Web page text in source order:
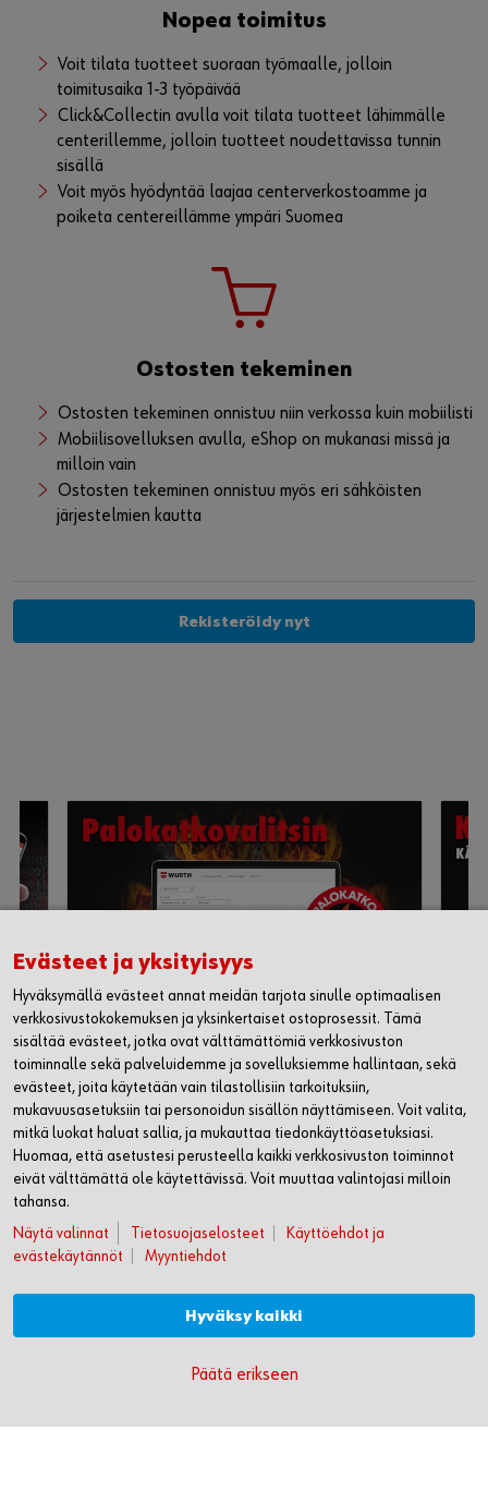
Nopea toimitus
Voit tilata tuotteet suoraan työmaalle, jolloin
toimitusaika 1-3 työpäivää
Click&Collectin avulla voit tilata tuotteet lähimmälle
centerillemme, jolloin tuotteet noudettavissa tunnin
sisällä
Voit myös hyödyntää laajaa centerverkostoamme ja
poiketa centereillämme ympäri Suomea
Ostosten tekeminen
Ostosten tekeminen onnistuu niin verkossa kuin mobiilisti
Mobiilisovelluksen avulla, eShop on mukanasi missä ja
milloin vain
Ostosten tekeminen onnistuu myös eri sähköisten
järjestelmien kautta
Rekisteröidy nyt
Palokatkovalitsin
Valitsin antaa käyttäjälle mahdollisien
tuotteiden ETA-hyväksytyt ratkaisut
tilanteisiin.
WÜRTH OY
MYYNTI JA ASIAKASPALVELU
Evästeet ja yksityisyys
Hyväksymällä evästeet annat meidän tarjota sinulle optimaalisen
verkkosivustokokemuksen ja yksinkertaiset ostoprosessit. Tämä
sisältää evästeet, jotka ovat välttämättömiä verkkosivuston
toiminnalle sekä palveluidemme ja sovelluksiemme hallintaan, sekä
evästeet, joita käytetään vain tilastollisiin tarkoituksiin,
mukavuusasetuksiin tai personoidun sisällön näyttämiseen. Voit valita,
mitkä luokat haluat sallia, ja mukauttaa tiedonkäyttöasetuksiasi.
Huomaa, että asetustesi perusteella kaikki verkkosivuston toiminnot
eivät välttämättä ole käytettävissä. Voit muuttaa valintojasi milloin
tahansa.
Näytä valinnat
Tietosuojaselosteet
Käyttöehdot ja
evästekäytännöt
Myyntiehdot
Hyväksy kaikki
Päätä erikseen